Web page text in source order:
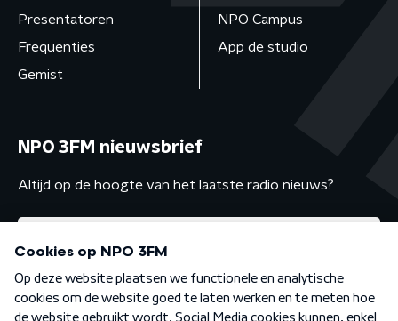
Presentatoren
Frequenties
Gemist
NPO Campus
App de studio
NPO 3FM nieuwsbrief
Altijd op de hoogte van het laatste radio nieuws?